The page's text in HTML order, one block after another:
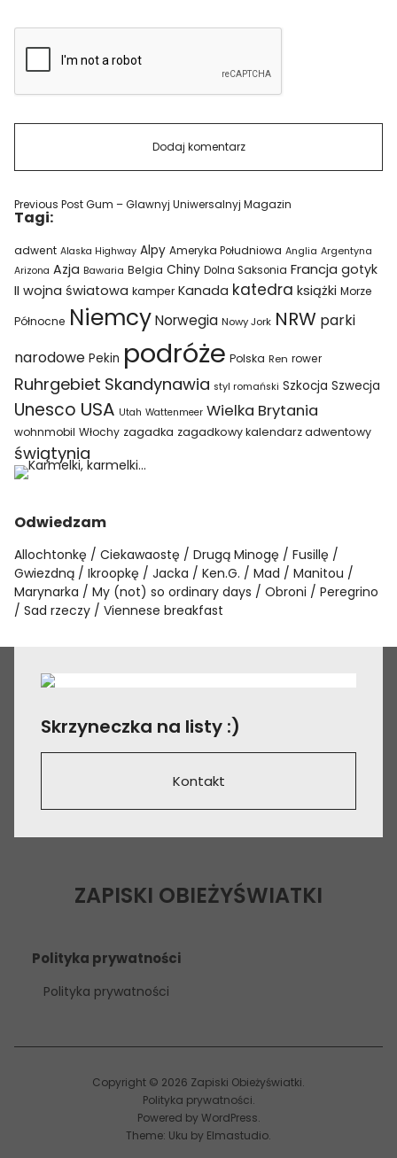
Previous PostGum – Glawnyj Uniwersalnyj Magazin
Tagi:
adwent Alaska Highway Alpy Ameryka Południowa Anglia Argentyna
Arizona Azja Bawaria Belgia Chiny Dolna Saksonia Francja gotyk
II wojna światowa kamper Kanada katedra książki Morze
Północne Niemcy Norwegia Nowy Jork NRW parki
narodowe Pekin podróże Polska Ren rower
Ruhrgebiet Skandynawia styl romański Szkocja Szwecja
Unesco USA Utah Wattenmeer Wielka Brytania
wohnmobil Włochy zagadka zagadkowy kalendarz adwentowy
świątynia
Odwiedzam
Allochtonkę Ciekawaostę Drugą Minogę
Fusillę
Gwiezdną
Ikroopkę Jacka Ken.G. Mad
Manitou
Marynarka
My (not) so ordinary days Obroni
Peregrino
Sad rzeczy
Viennese breakfast
Skrzyneczka na listy :)
Kontakt
ZAPISKI OBIEŻYŚWIATKI
Polityka prywatności
Polityka prywatności
Copyright © 2026 Zapiski Obieżyświatki
Polityka prywatności
Powered by WordPress
Theme: Uku by Elmastudio